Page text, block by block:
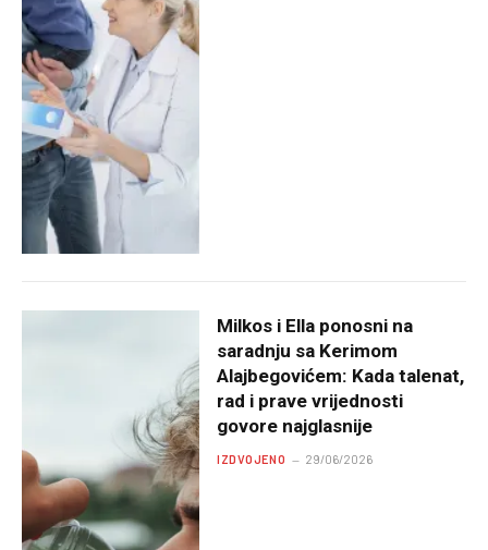
Milkos i Ella ponosni na
saradnju sa Kerimom
Alajbegovićem: Kada talenat,
rad i prave vrijednosti
govore najglasnije
IZDVOJENO 29/06/2026